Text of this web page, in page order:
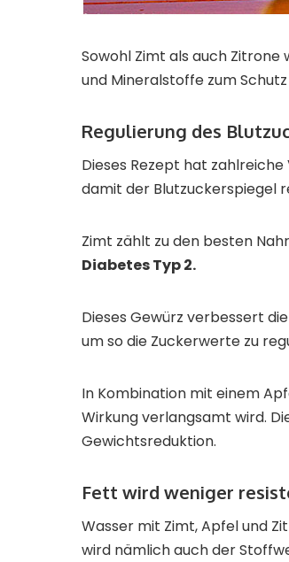
Sowohl Zimt als auch
und Mineralstoffe zum
Regulierung des
Dieses Rezept hat
damit der Blutzuckerspiegel
Zimt zählt zu den besten
Diabetes Typ 2.
Dieses Gewürz verbessert
um so die Zuckerwerte zu
In Kombination mit einem
Wirkung verlangsamt wird.
Gewichtsreduktion.
Fett wird weniger
Wasser mit Zimt, Apfel und
wird nämlich auch der